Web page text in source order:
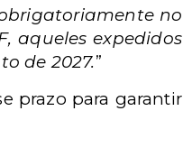
no
aqueles expedidos
de 2027.”
prazo para garantir